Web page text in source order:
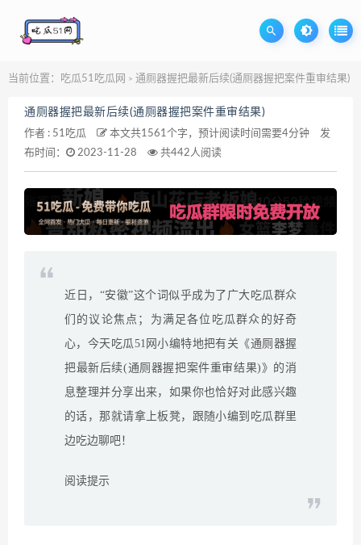
当前位置： 吃瓜51吃瓜网 > 通厕器握把最新后续(通厕器握把案件重审结果)
通厕器握把最新后续(通厕器握把案件重审结果)
作者 : 51吃瓜 本文共1561个字，预计阅读时间需要4分钟
发
布时间：
2023-11-28 共442人阅读
近日，“安徽”这个词似乎成为了广大吃瓜群众
们的议论焦点；为满足各位吃瓜群众的好奇
心，今天吃瓜51网小编特地把有关《通厕器握
把最新后续(通厕器握把案件重审结果)》的消
息整理并分享出来，如果你也恰好对此感兴趣
的话，那就请拿上板凳，跟随小编到吃瓜群里
边吃边聊吧！
阅读提示